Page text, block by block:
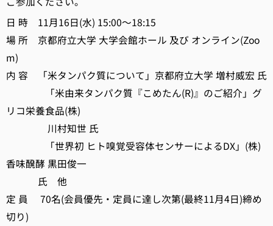
日 時 11月16日(水) 15:00～18:15
場 所 京都府立大学 大学会館ホール 及び オンライン(Zoo
m)
内 容 「米タンパク質について」京都府立大学 増村威宏 氏
「米由来タンパク質『こめたん(R)』のご紹介」グ
リコ栄養食品(株)
川村知世 氏
「世界初 ヒト嗅覚受容体センサーによるDX」(株)
香味醗酵 黒田俊一
氏 他
定 員 70名(会員優先・定員に達し次第(最終11月4日)締め
切り)